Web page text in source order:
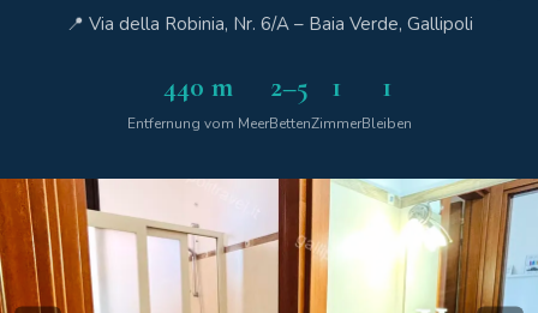
📍 Via della Robinia, Nr. 6/A – Baia Verde, Gallipoli
440 m
Entfernung vom Meer
2–5
Betten
1
Zimmer
1
Bleiben